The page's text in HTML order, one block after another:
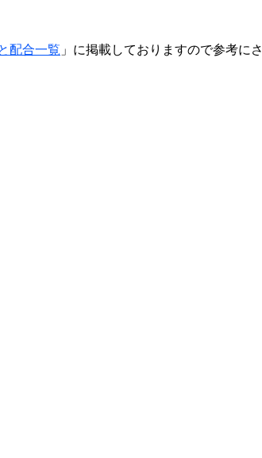
配合一覧 」に掲載しておりますので参考にさ